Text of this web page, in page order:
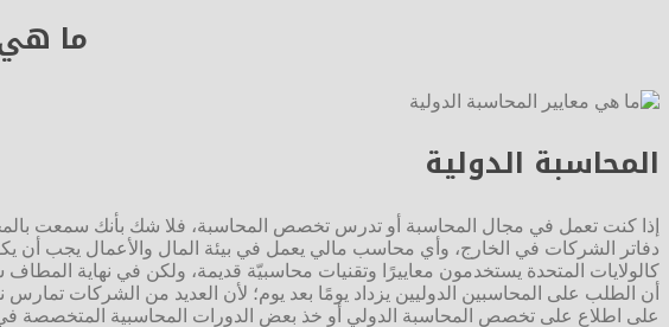
ما هي
المحاسبة الدولية
إذا كنت تعمل في مجال المحاسبة أو تدرس تخصص المحاسبة، فلا شك بأنك سمعت
دفاتر الشركات في الخارج، وأي محاسب مالي يعمل في بيئة المال والأعمال يجب أن
كالولايات المتحدة يستخدمون معاييرًا وتقنيات محاسبيّة قديمة، ولكن في نهاية المطاف
أن الطلب على المحاسبين الدوليين يزداد يومًا بعد يوم؛ لأن العديد من الشركات تمارس
على اطلاع على تخصص المحاسبة الدولي أو خذ بعض الدورات المحاسبية المتخصصة